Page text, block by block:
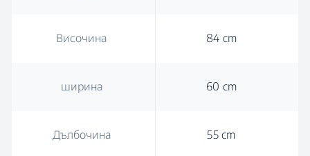
Височина 84 cm
ширина 60 cm
Дълбочина 55 cm